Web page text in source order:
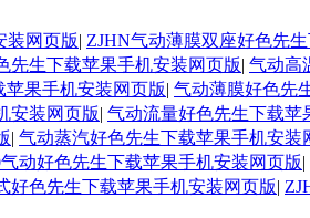
装网页版| ZJHN气动薄膜双座好色先
先生下载苹果手机安装网页版| 气动高
果手机安装网页版| 气动薄膜好色先
安装网页版| 气动流量好色先生下载苹
| 气动蒸汽好色先生下载苹果手机安装
动好色先生下载苹果手机安装网页版|
好色先生下载苹果手机安装网页版|